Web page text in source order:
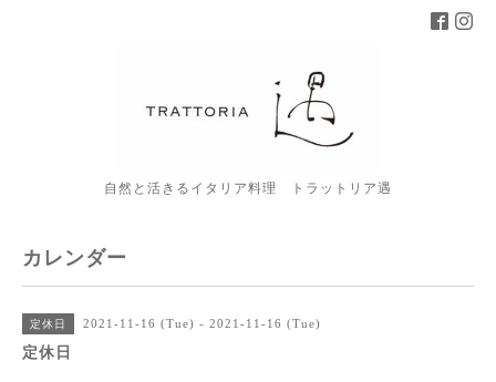
自然と活きるイタリア料理 トラットリア遇
カレンダー
定休日 2021-11-16 (Tue) - 2021-11-16 (Tue)
定休日